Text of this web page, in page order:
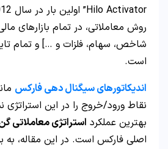
روش معاملاتی، در تمام بازارهای
شاخص، سهام، فلزات و …] و تمام
است.
اندیکاتورهای سیگنال دهی فارکس
نقاط ورود/خروج را در این
بهترین عملکرد استراتژی معاملاتی
اصلی فارکس است. در این مقاله،